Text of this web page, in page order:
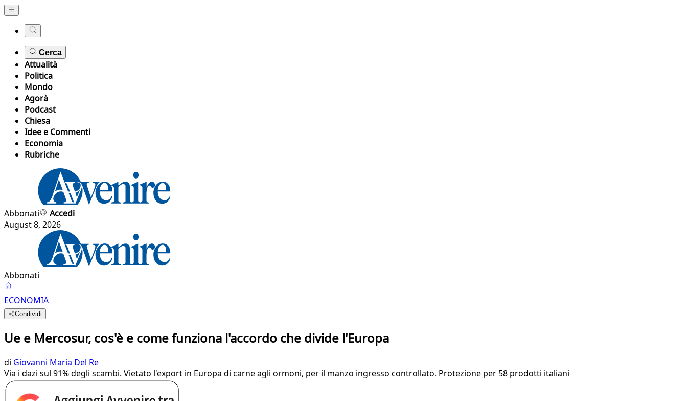
Cerca
Attualità
Politica
Mondo
Agorà
Podcast
Chiesa
Idee e Commenti
Economia
Rubriche
Abbonati
Accedi
August 8, 2026
Abbonati
ECONOMIA
Condividi
Ue e Mercosur, cos'è e come funziona l'accordo che divide l'Europa
di Giovanni Maria Del Re
Via i dazi sul 91% degli scambi. Vietato l'export in Europa di carne agli ormoni, per il manzo ingresso controllato. Protezione per 58 prodotti italiani